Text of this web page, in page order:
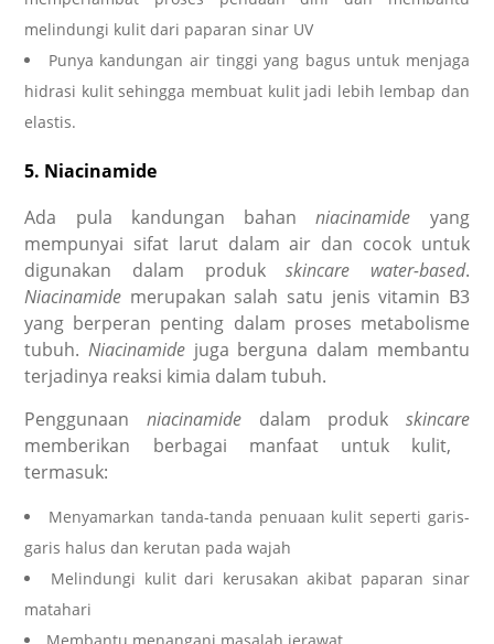
melindungi kulit dari paparan sinar UV
Punya kandungan air tinggi yang bagus untuk menjaga
hidrasi kulit sehingga membuat kulit jadi lebih lembap dan
elastis.
5. Niacinamide
Ada pula kandungan bahanniacinamide yang
mempunyai sifat larut dalam air dan cocok untuk
digunakan dalam produkskincare water-based.
Niacinamide merupakan salah satu jenis vitamin B3
yang berperan penting dalam proses metabolisme
tubuh.Niacinamide juga berguna dalam membantu
terjadinya reaksi kimia dalam tubuh.
Penggunaan niacinamidedalam produk skincare
memberikan berbagai manfaat untuk kulit,
termasuk:
Menyamarkan tanda-tanda penuaan kulit seperti garis-
garis halus dan kerutan pada wajah
Melindungi kulit dari kerusakan akibat paparan sinar
matahari